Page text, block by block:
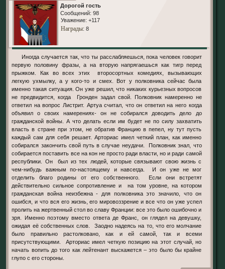
Дорогой гость
Сообщений: 98
Уважение: +117
Награды: 8
Иногда случается так, что ты расслабляешься, пока человек говорит
первую половину фразы, а на вторую напрягаешься как тигр перед
прыжком. Как во всех этих второсортных комедиях, вызывающих
легкую ухмылку, а у кого-то и смех. Вот у полковника сейчас была
именно такая ситуация. Он уже решил, что никаких курьезных вопросов
не предвидится, когда Гронден задал свой. Полковник намеренно не
ответил на вопрос Листрит. Артуа считал, что он ответил на него когда
объявил о своих намерениях- он не собирался доводить дело до
гражданской войны. А что делать если им будет не по силу захватить
власть в стране при этом, не обратив Францию в пепел, ну тут пусть
каждый сам для себя решает. Арториас имел четкий план, как именно
собирался закончить свой путь в случае неудачи. Полковник знал, что
собирается поставить все на кон не просто ради власти, но и ради самой
республики. Он был из тех людей, которые связывают свою жизнь с
чем-нибудь важным по-настоящему и навсегда. И он уже не мог
отделить благо родины от его собственного. Если они встретят
действительно сильное сопротивление и на том уровне, на котором
гражданская война неизбежна - для полковника это значило, что он
ошибся, и что вся его жизнь, его мировоззрение и все что он уже успел
пролить на жертвенный стол во славу Франции: все это было ошибочно и
зря. Именно поэтому вместо ответа де Франс, он глядел на девушку,
ожидая её собственных слов. Заодно надеясь на то, что его молчание
было правильно растолковано, как и ей самой, так и всеми
присутствующими. Арториас имел четкую позицию на этот случай, но
начать вопить до того как лейтенант выскажется – это было бы крайне
глупо с его стороны.